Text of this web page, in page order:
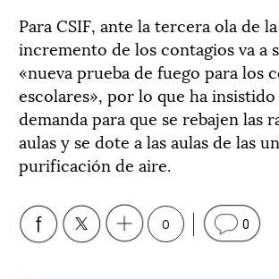
Para CSIF, ante la tercera ola de
incremento de los contagios va a
«nueva prueba de fuego para los
escolares», por lo que ha insistido
demanda para que se rebajen las
aulas y se dote a las aulas de las
purificación de aire.
0 0